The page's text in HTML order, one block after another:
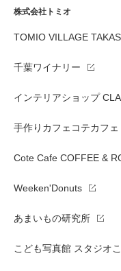
株式会社トミオ
TOMIO VILLAGE
千葉ワイナリー
インテリアショップ
手作りカフェコテカフェ
Cote Cafe COFFEE &
Weeken'Donuts
あまいもの研究所
こども写真館 スタジオ